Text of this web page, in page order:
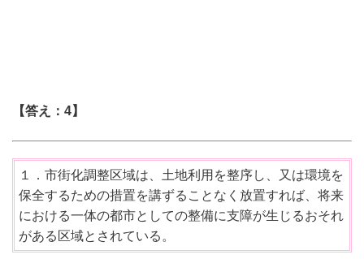
【答え：4】
１．市街化調整区域は、土地利用を整序し、又は環境を
保全するための措置を講ずることなく放置すれば、将来
における一体の都市としての整備に支障が生じるおそれ
がある区域とされている。